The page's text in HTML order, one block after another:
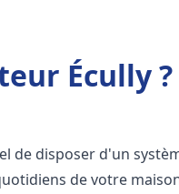
Écully ?
de disposer d'un
de votre